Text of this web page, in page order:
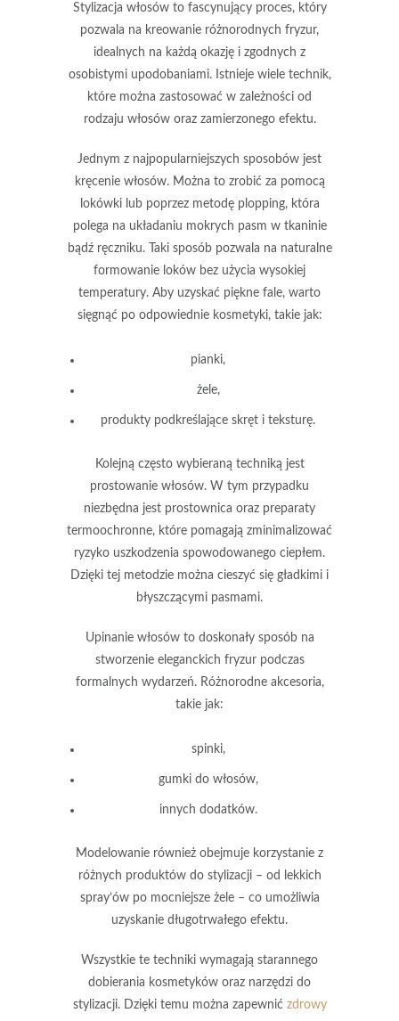
Stylizacja włosówto fascynujący proces, który
pozwala na kreowanie różnorodnych fryzur,
idealnych na każdą okazję i zgodnych z
osobistymi upodobaniami. Istnieje wiele technik,
które można zastosować w zależności od
rodzaju włosów oraz zamierzonego efektu.
Jednym z najpopularniejszych sposobów jest
kręcenie włosów. Można to zrobić za pomocą
lokówki lub poprzez metodę plopping, która
polega na układaniu mokrych pasm w tkaninie
bądź ręczniku. Taki sposób pozwala na naturalne
formowanie loków bez użycia wysokiej
temperatury. Aby uzyskać piękne fale, warto
sięgnąć po odpowiednie kosmetyki, takie jak:
pianki,
żele,
produkty podkreślające skręt i teksturę.
Kolejną często wybieraną techniką jest
prostowanie włosów. W tym przypadku
niezbędna jest prostownica oraz preparaty
termoochronne, które pomagają zminimalizować
ryzyko uszkodzenia spowodowanego ciepłem.
Dzięki tej metodzie można cieszyć się gładkimi i
błyszczącymi pasmami.
Upinanie włosówto doskonały sposób na
stworzenie eleganckich fryzur podczas
formalnych wydarzeń. Różnorodne akcesoria,
takie jak:
spinki,
gumki do włosów,
innych dodatków.
Modelowanie również obejmuje korzystanie z
różnych produktów do stylizacji – od lekkich
spray’ów po mocniejsze żele – co umożliwia
uzyskanie długotrwałego efektu.
Wszystkie te techniki wymagają starannego
dobierania kosmetyków oraz narzędzi do
stylizacji. Dzięki temu można zapewnić zdrowy